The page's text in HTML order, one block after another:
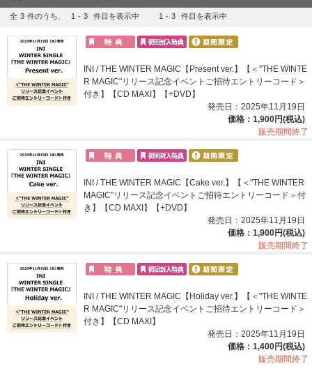
全 3 件のうち、 1 - 3 件目を表示中 1 - 3 件目を表示中
INI / THE WINTER MAGIC【Present ver.】【＜"THE WINTE
R MAGIC"リリース記念イベントご招待エントリーコード＞
付き】【CD MAXI】【+DVD】
発売日：2025年11月19日
価格：1,900円(税込)
販売期間終了
INI / THE WINTER MAGIC【Cake ver.】【＜"THE WINTER
MAGIC"リリース記念イベントご招待エントリーコード＞付
き】【CD MAXI】【+DVD】
発売日：2025年11月19日
価格：1,900円(税込)
販売期間終了
INI / THE WINTER MAGIC【Holiday ver.】【＜"THE WINTE
R MAGIC"リリース記念イベントご招待エントリーコード＞
付き】【CD MAXI】
発売日：2025年11月19日
価格：1,400円(税込)
販売期間終了